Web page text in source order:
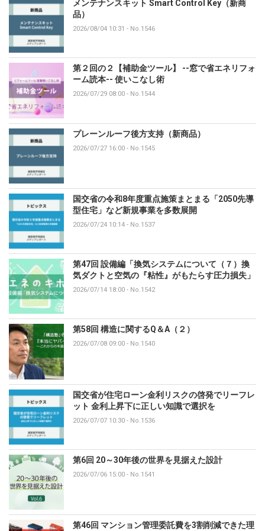
メンテナンスキット Smart Control Key（新商
品）
2026/08/04 10:31 - No.1546
第２回の２【補助金ツール】 --窓で省エネリフォ
ーム読本-- 使いこなし術
2026/07/29 08:00 - No.1544
プレーンルーフ後方支持（新商品）
2026/07/27 16:00 - No.1545
国交省の令和8年度重点施策まとまる「2050先導
型住宅」など新規事業を多数展開
2026/07/24 10:14 - No.1537
第47回 設備編「換気システムについて（７）換
気ダクトと空気の『粘性』がもたらす圧力損失」
2026/07/14 18:00 - No.1542
第58回 構造に関するQ＆A（２）
2026/07/08 09:00 - No.1540
国交省が住宅ローン金利リスクの啓発でリーフレ
ット 金利上昇下に正しい知識で選択を
2026/07/07 10:30 - No.1536
第6回 20～30年後の世界を見据えた設計
2026/07/06 15:00 - No.1541
第46回 マンション管理委託費を3割削減できた理